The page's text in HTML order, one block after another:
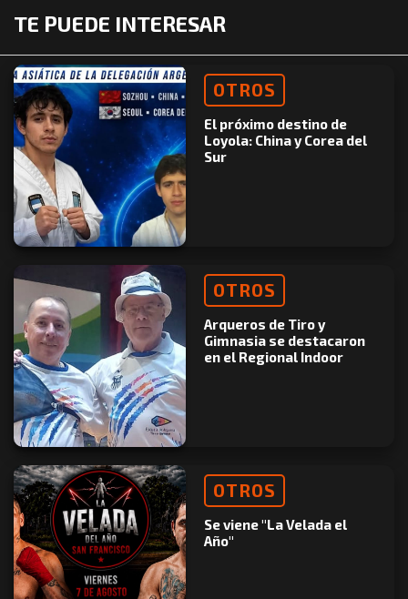
TE PUEDE INTERESAR
OTROS
El próximo destino de
Loyola: China y Corea del
Sur
OTROS
Arqueros de Tiro y
Gimnasia se destacaron
en el Regional Indoor
OTROS
Se viene "La Velada el
Año"